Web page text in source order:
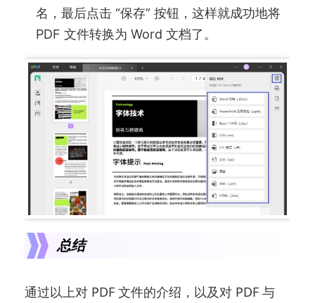
名，最后点击 “保存” 按钮，这样就成功地将
PDF 文件转换为 Word 文档了。
总结
通过以上对 PDF 文件的介绍，以及对 PDF 与